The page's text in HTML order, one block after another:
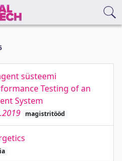
süsteemi
Testing of an
System
magistritööd